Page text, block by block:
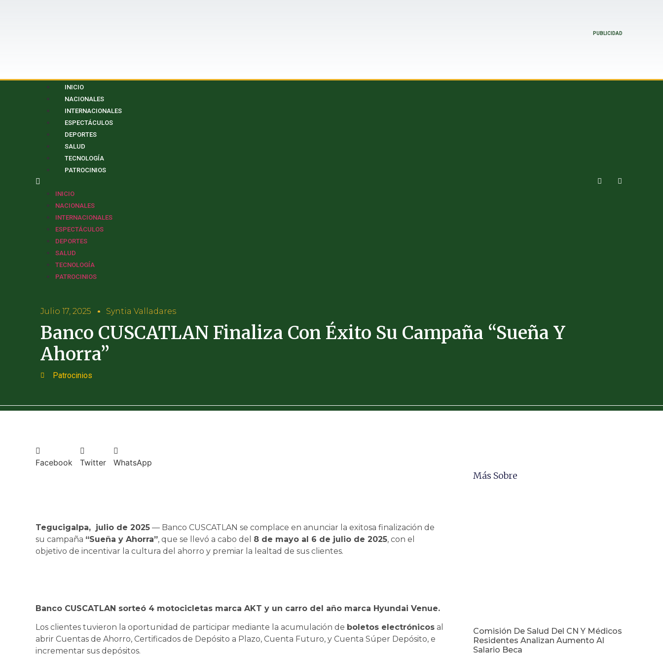
PUBLICIDAD
INICIO
NACIONALES
INTERNACIONALES
ESPECTÁCULOS
DEPORTES
SALUD
TECNOLOGÍA
PATROCINIOS
INICIO
NACIONALES
INTERNACIONALES
ESPECTÁCULOS
DEPORTES
SALUD
TECNOLOGÍA
PATROCINIOS
Julio 17, 2025 Syntia Valladares
Banco CUSCATLAN Finaliza Con Éxito Su Campaña “Sueña Y
Ahorra”
Patrocinios
Facebook Twitter WhatsApp
Tegucigalpa, julio de 2025 — Banco CUSCATLAN se complace en anunciar la exitosa finalización de
su campaña “Sueña y Ahorra”, que se llevó a cabo del 8 de mayo al 6 de julio de 2025, con el
objetivo de incentivar la cultura del ahorro y premiar la lealtad de sus clientes.
Banco CUSCATLAN sorteó 4 motocicletas marca AKT y un carro del año marca Hyundai Venue.
Los clientes tuvieron la oportunidad de participar mediante la acumulación de boletos electrónicos al
abrir Cuentas de Ahorro, Certificados de Depósito a Plazo, Cuenta Futuro, y Cuenta Súper Depósito, e
incrementar sus depósitos.
Más Sobre
Comisión De Salud Del CN Y Médicos
Residentes Analizan Aumento Al
Salario Beca